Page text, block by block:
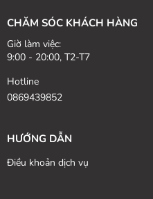
CHĂM SÓC KHÁCH HÀNG
Giờ làm việc:
9:00 - 20:00, T2-T7
Hotline
0869439852
HƯỚNG DẪN
Điều khoản dịch vụ